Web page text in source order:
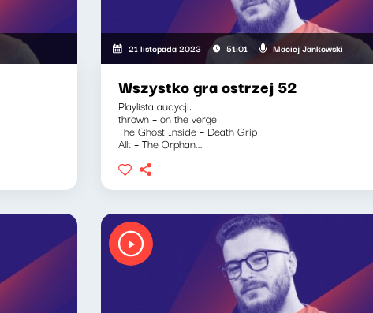
21 listopada 2023 51:01 Maciej Jankowski
Wszystko gra ostrzej 52
Playlista audycji:
thrown – on the verge
The Ghost Inside – Death Grip
Allt – The Orphan...